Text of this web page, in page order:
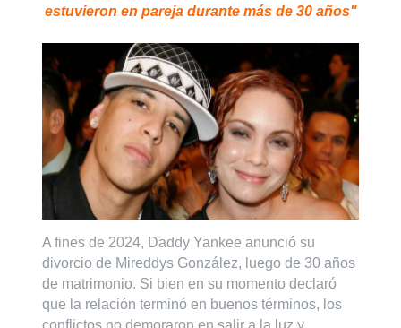
estuvieron en pareja durante más de 30 años"
A fines de 2024, Daddy Yankee anunció su
divorcio de Mireddys González, luego de 30 años
de matrimonio. Si bien en su momento declaró
que la relación terminó en buenos términos, los
conflictos no demoraron en salir a la luz y